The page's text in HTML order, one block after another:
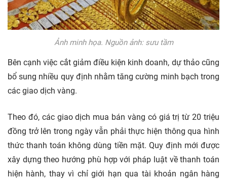
Ảnh minh họa. Nguồn ảnh: sưu tầm
Bên cạnh việc cắt giảm điều kiện kinh doanh, dự thảo cũng
bổ sung nhiều quy định nhằm tăng cường minh bạch trong
các giao dịch vàng.
Theo đó, các giao dịch mua bán vàng có giá trị từ 20 triệu
đồng trở lên trong ngày vẫn phải thực hiện thông qua hình
thức thanh toán không dùng tiền mặt. Quy định mới được
xây dựng theo hướng phù hợp với pháp luật về thanh toán
hiện hành, thay vì chỉ giới hạn qua tài khoản ngân hàng